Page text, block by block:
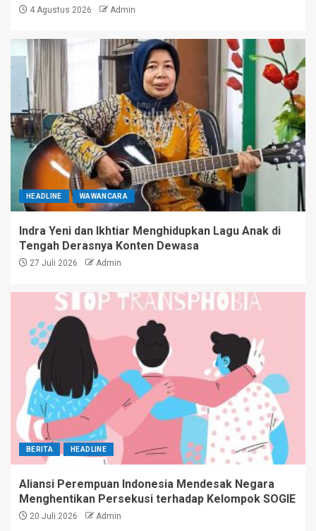
4 Agustus 2026 Admin
HEADLINE WAWANCARA
Indra Yeni dan Ikhtiar Menghidupkan Lagu Anak di
Tengah Derasnya Konten Dewasa
27 Juli 2026 Admin
BERITA HEADLINE
Aliansi Perempuan Indonesia Mendesak Negara
Menghentikan Persekusi terhadap Kelompok SOGIE
20 Juli 2026 Admin